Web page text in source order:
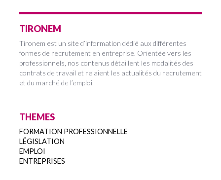
TIRONEM
Tironem est un site d’information dédié aux différentes
formes de recrutement en entreprise. Orientée vers les
professionnels, nos contenus détaillent les modalités des
contrats de travail et relaient les actualités du recrutement
et du marché de l’emploi.
THEMES
FORMATION PROFESSIONNELLE
LÉGISLATION
EMPLOI
ENTREPRISES